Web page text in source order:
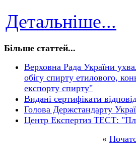
Детальніше...
Більше статтей...
Верховна Рада України
обігу спирту етилового,
експорту спирту"
Видані сертифікати
Голова Держстандарту
Центр Експертиз ТЕСТ:
«